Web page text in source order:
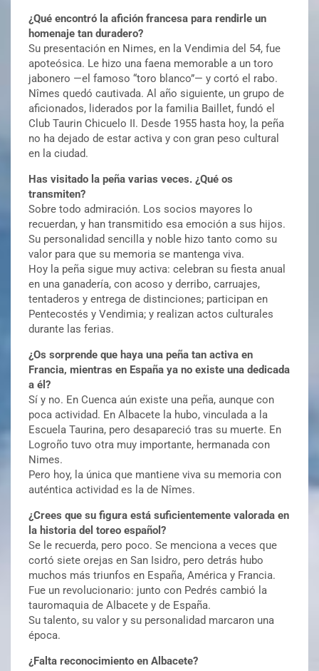
¿Qué encontró la afición francesa para rendirle un
homenaje tan duradero?
Su presentación en Nimes, en la Vendimia del 54, fue
apoteósica. Le hizo una faena memorable a un toro
jabonero —el famoso “toro blanco”— y cortó el rabo.
Nîmes quedó cautivada. Al año siguiente, un grupo de
aficionados, liderados por la familia Baillet, fundó el
Club Taurin Chicuelo II. Desde 1955 hasta hoy, la peña
no ha dejado de estar activa y con gran peso cultural
en la ciudad.
Has visitado la peña varias veces. ¿Qué os
transmiten?
Sobre todo admiración. Los socios mayores lo
recuerdan, y han transmitido esa emoción a sus hijos.
Su personalidad sencilla y noble hizo tanto como su
valor para que su memoria se mantenga viva.
Hoy la peña sigue muy activa: celebran su fiesta anual
en una ganadería, con acoso y derribo, carruajes,
tentaderos y entrega de distinciones; participan en
Pentecostés y Vendimia; y realizan actos culturales
durante las ferias.
¿Os sorprende que haya una peña tan activa en
Francia, mientras en España ya no existe una dedicada
a él?
Sí y no. En Cuenca aún existe una peña, aunque con
poca actividad. En Albacete la hubo, vinculada a la
Escuela Taurina, pero desapareció tras su muerte. En
Logroño tuvo otra muy importante, hermanada con
Nimes.
Pero hoy, la única que mantiene viva su memoria con
auténtica actividad es la de Nîmes.
¿Crees que su figura está suficientemente valorada en
la historia del toreo español?
Se le recuerda, pero poco. Se menciona a veces que
cortó siete orejas en San Isidro, pero detrás hubo
muchos más triunfos en España, América y Francia.
Fue un revolucionario: junto con Pedrés cambió la
tauromaquia de Albacete y de España.
Su talento, su valor y su personalidad marcaron una
época.
¿Falta reconocimiento en Albacete?